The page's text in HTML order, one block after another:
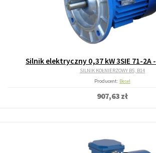
Silnik elektryczny 0,37 kW 3SIE 71-2A
SILNIK KOŁNIERZOWY B5, B14
Producent: Besel
907,63 zł